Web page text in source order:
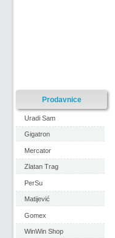
Prodavnice
Uradi Sam
Gigatron
Mercator
Zlatan Trag
PerSu
Matijević
Gomex
WinWin Shop